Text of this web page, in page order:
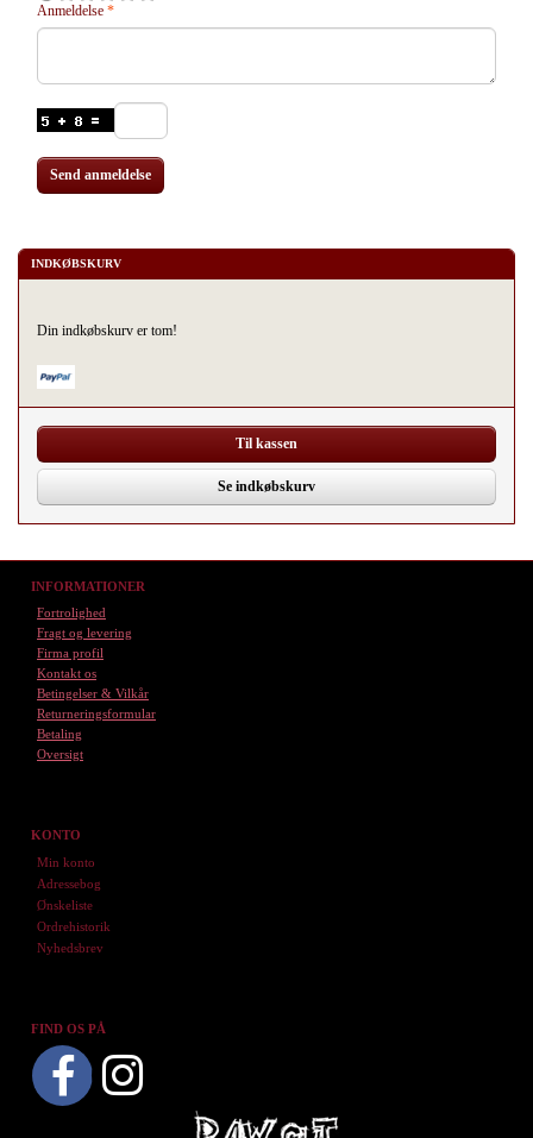
Anmeldelse
Send anmeldelse
INDKØBSKURV
Din indkøbskurv er tom!
Til kassen
Se indkøbskurv
INFORMATIONER
Fortrolighed
Fragt og levering
Firma profil
Kontakt os
Betingelser & Vilkår
Returneringsformular
Betaling
Oversigt
KONTO
Min konto
Adressebog
Ønskeliste
Ordrehistorik
Nyhedsbrev
FIND OS PÅ